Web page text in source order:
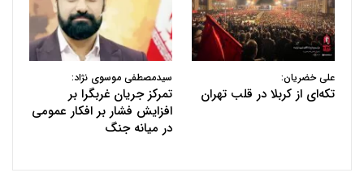
علی خضریان:
تکه‌ای از کربلا در قلب تهران
سیدمصطفی موسوی نژاد:
تمرکز جریان غربگرا بر
افزایش فشار بر افکار عمومی
در میانه جنگ